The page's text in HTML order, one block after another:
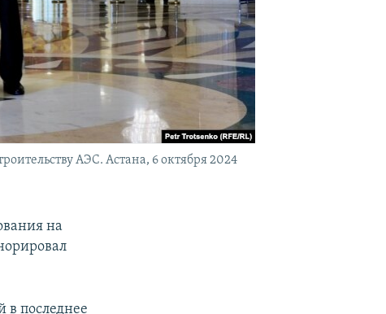
АЭС. Астана, 6 октября 2024
на
в последнее